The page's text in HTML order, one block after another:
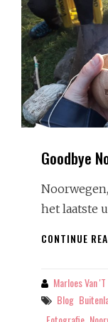
Goodbye
het laatste
CONTINUE
By Marloes Van
Tags
Blog